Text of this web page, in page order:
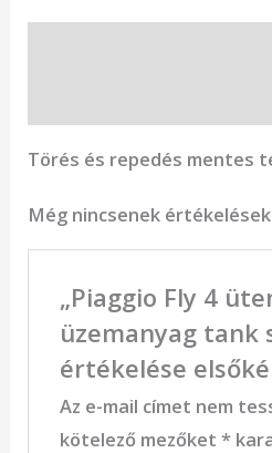
Törés és repedés mentes
Még nincsenek
„Piaggio Fly 4
üzemanyag tank
értékelése
Az e-mail címet nem
kötelező mezőket *